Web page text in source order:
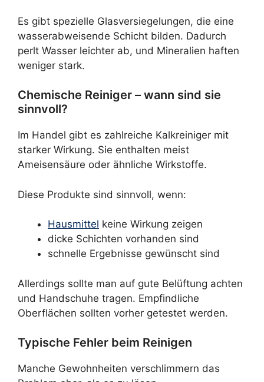
Es gibt spezielle Glasversiegelungen, die eine
wasserabweisende Schicht bilden. Dadurch
perlt Wasser leichter ab, und Mineralien haften
weniger stark.
Chemische Reiniger – wann sind sie
sinnvoll?
Im Handel gibt es zahlreiche Kalkreiniger mit
starker Wirkung. Sie enthalten meist
Ameisensäure oder ähnliche Wirkstoffe.
Diese Produkte sind sinnvoll, wenn:
Hausmittel keine Wirkung zeigen
dicke Schichten vorhanden sind
schnelle Ergebnisse gewünscht sind
Allerdings sollte man auf gute Belüftung achten
und Handschuhe tragen. Empfindliche
Oberflächen sollten vorher getestet werden.
Typische Fehler beim Reinigen
Manche Gewohnheiten verschlimmern das